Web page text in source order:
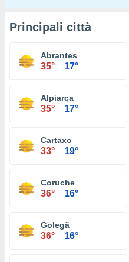
Principali città
Abrantes
35° 17°
Alpiarça
35° 17°
Cartaxo
33° 19°
Coruche
36° 16°
Golegã
36° 16°